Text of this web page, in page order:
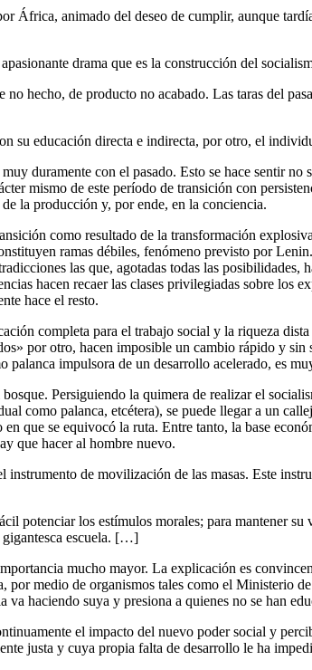
África, animado del deseo de cumplir, aunque
drama que es la construcción del
hecho, de producto no acabado. Las taras del
su educación directa e indirecta, por otro, el
duramente con el pasado. Esto se hace sentir
mismo de este período de transición con
la producción y, por ende, en la conciencia.
como resultado de la transformación
ramas débiles, fenómeno previsto por
las que, agotadas todas las
hacen recaer las clases privilegiadas sobre
hace el resto.
completa para el trabajo social y la riqueza
por otro, hacen imposible un cambio rápido y
impulsora de un desarrollo acelerado, es
Persiguiendo la quimera de realizar el
como palanca, etcétera), se puede llegar a un
que se equivocó la ruta. Entre tanto, la base
que hacer al hombre nuevo.
instrumento de movilización de las masas. Este
potenciar los estímulos morales; para mantener
gigantesca escuela. […]
mucho mayor. La explicación es
por medio de organismos tales como el Ministerio
haciendo suya y presiona a quienes no se han
el impacto del nuevo poder social y
justa y cuya propia falta de desarrollo le ha